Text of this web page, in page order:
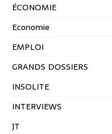
ÉCONOMIE
Economie
EMPLOI
GRANDS DOSSIERS
INSOLITE
INTERVIEWS
JT